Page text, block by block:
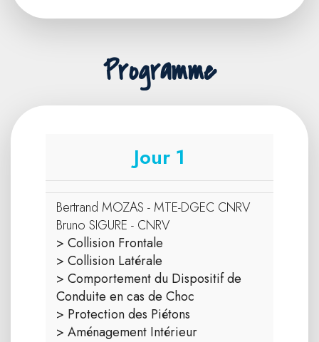
Programme
Jour 1
Bertrand MOZAS - MTE-DGEC CNRV
Bruno SIGURE - CNRV
> Collision Frontale
> Collision Latérale
> Comportement du Dispositif de
Conduite en cas de Choc
> Protection des Piétons
> Aménagement Intérieur